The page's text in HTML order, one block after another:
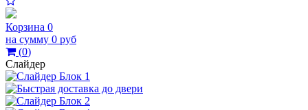
Корзина 0
на сумму 0 руб
(0)
Слайдер